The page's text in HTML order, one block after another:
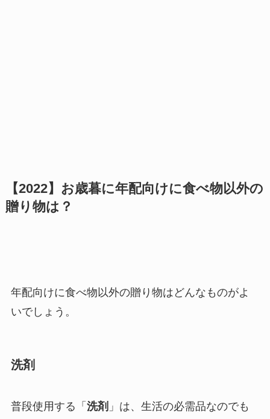
【2022】お歳暮に年配向けに食べ物以外の
贈り物は？
年配向けに食べ物以外の贈り物はどんなものがよ
いでしょう。
洗剤
普段使用する「 洗剤 」は、生活の必需品なのでも